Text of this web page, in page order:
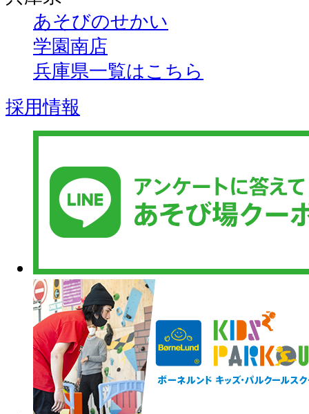
あそびのせかい
学園南店
兵庫県一覧はこちら
採用情報